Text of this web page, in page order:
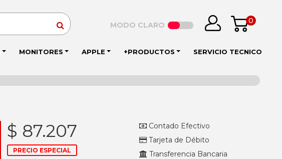
0
MODO CLARO
MONITORES APPLE +PRODUCTOS SERVICIO TECNICO
$ 87.207
PRECIO ESPECIAL
Contado Efectivo
Tarjeta de Débito
Transferencia Bancaria